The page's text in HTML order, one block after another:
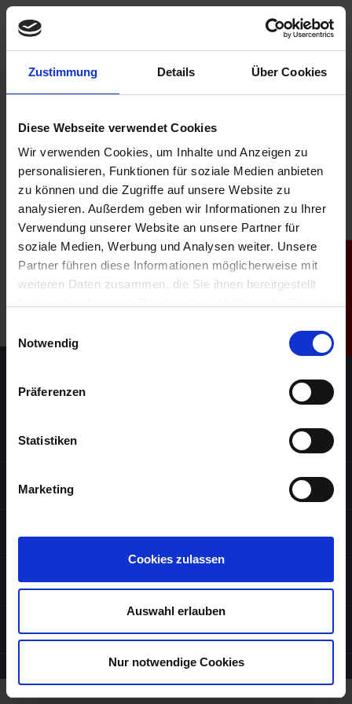
Zustimmung Details Über Cookies
Diese Webseite verwendet Cookies
Wir verwenden Cookies, um Inhalte und Anzeigen zu
personalisieren, Funktionen für soziale Medien anbieten
zu können und die Zugriffe auf unsere Website zu
analysieren. Außerdem geben wir Informationen zu Ihrer
Verwendung unserer Website an unsere Partner für
soziale Medien, Werbung und Analysen weiter. Unsere
Partner führen diese Informationen möglicherweise mit
weiteren Daten zusammen, die Sie ihnen bereitgestellt
Notwendig
Präferenzen
Statistiken
Marketing
Cookies zulassen
Auswahl erlauben
Nur notwendige Cookies
springen
Ihr Anfragekorb ist leer.
KONTAKT
Produktfinder